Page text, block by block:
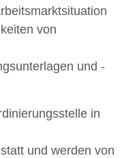
von
und -
in
und werden von